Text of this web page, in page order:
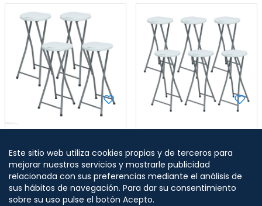
7house
Precio
69,91 €
7house
Precio
99,91 €
Este sitio web utiliza cookies propias y de terceros para
mejorar nuestros servicios y mostrarle publicidad
relacionada con sus preferencias mediante el análisis de
sus hábitos de navegación. Para dar su consentimiento
sobre su uso pulse el botón Acepto.